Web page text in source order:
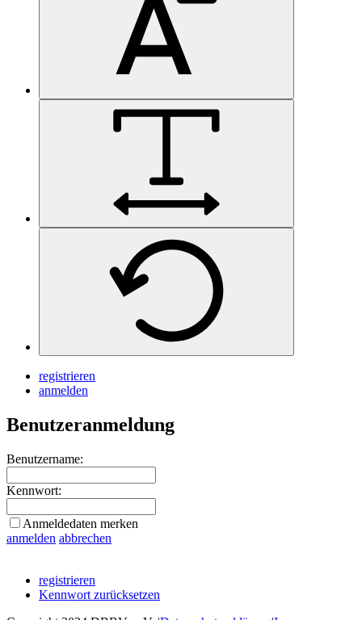
registrieren
anmelden
Benutzeranmeldung
Benutzername:
Kennwort:
Anmeldedaten merken
anmelden abbrechen
registrieren
Kennwort zurücksetzen